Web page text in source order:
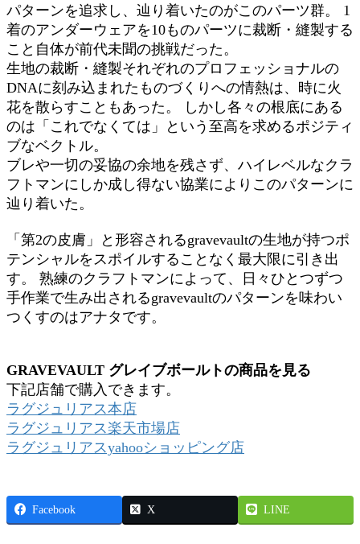
パターンを追求し、辿り着いたのがこのパーツ群。 1
着のアンダーウェアを10ものパーツに裁断・縫製する
こと自体が前代未聞の挑戦だった。
生地の裁断・縫製それぞれのプロフェッショナルの
DNAに刻み込まれたものづくりへの情熱は、時に火
花を散らすこともあった。 しかし各々の根底にある
のは「これでなくては」という至高を求めるポジティ
ブなベクトル。
ブレや一切の妥協の余地を残さず、ハイレベルなクラ
フトマンにしか成し得ない協業によりこのパターンに
辿り着いた。
「第2の皮膚」と形容されるgravevaultの生地が持つポ
テンシャルをスポイルすることなく最大限に引き出
す。 熟練のクラフトマンによって、日々ひとつずつ
手作業で生み出されるgravevaultのパターンを味わい
つくすのはアナタです。
GRAVEVAULT グレイブボールトの商品を見る
下記店舗で購入できます。
ラグジュリアス本店
ラグジュリアス楽天市場店
ラグジュリアスyahooショッピング店
Facebook X LINE